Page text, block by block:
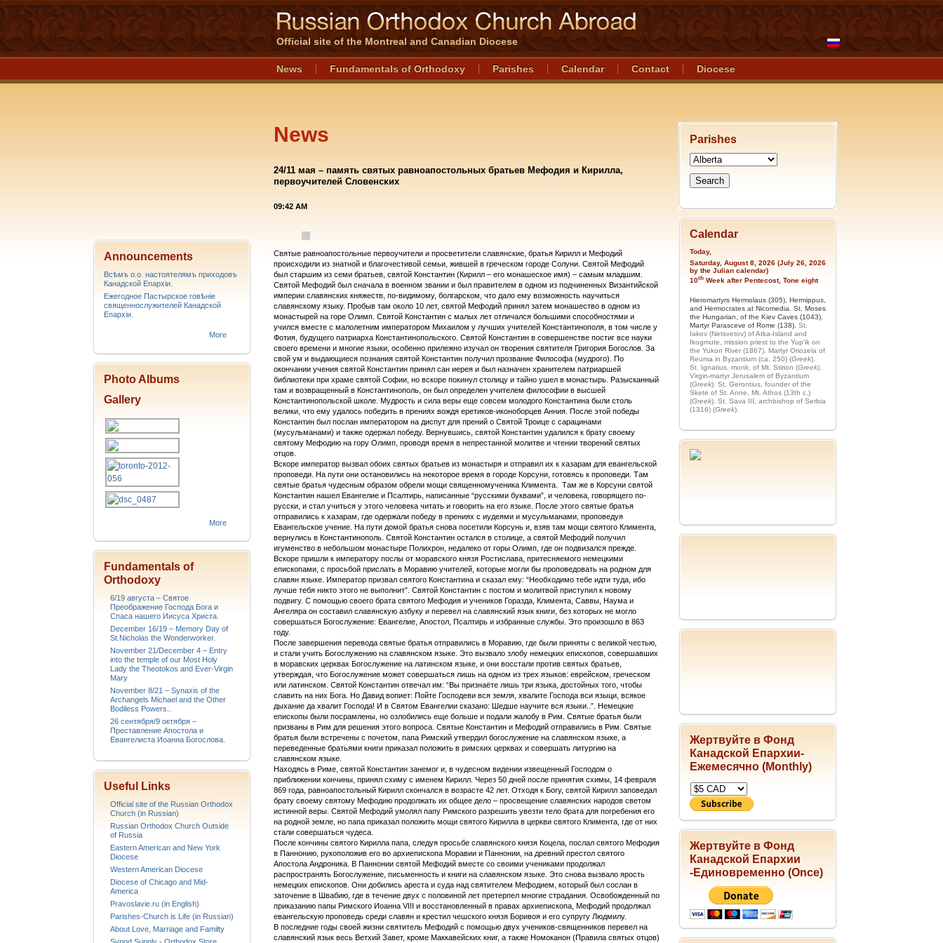
Official site of the Montreal and Canadian Diocese
News Fundamentals of Orthodoxy Parishes Calendar Contact Diocese
Parishes
Calendar
Today,
Saturday, August 8, 2026 (July 26, 2026
by the Julian calendar)
10th Week after Pentecost, Tone eight
Hieromartyrs Hermolaus (305), Hermippus,
and Hermocrates at Nicomedia. St. Moses
the Hungarian, of the Kiev Caves (1043).
Martyr Parasceve of Rome (138). St.
Iakov (Netsvetov) of Atka-Island and
Ikogmute, mission priest to the Yup'ik on
the Yukon River (1867). Martyr Oriozela of
Reuma in Byzantium (ca. 250) (Greek).
St. Ignatius, monk, of Mt. Stirion (Greek).
Virgin-martyr Jerusalem of Byzantium
(Greek). St. Gerontius, founder of the
Skete of St. Anne, Mt. Athos (13th c.)
(Greek). St. Sava III, archbishop of Serbia
(1316) (Greek).
Жертвуйте в Фонд
Канадской Епархии-
Ежемесячно (Monthly)
Жертвуйте в Фонд
Канадской Епархии
-Единовременно (Once)
News
24/11 мая – память святых равноапостольных братьев Мефодия и Кирилла,
первоучителей Словенских
09:42 AM
Святые равноапостольные первоучители и просветители славянские, братья Кирилл и Мефодий
происходили из знатной и благочестивой семьи, жившей в греческом городе Солуни. Святой Мефодий
был старшим из семи братьев, святой Константин (Кирилл – его монашеское имя) – самым младшим.
Святой Мефодий был сначала в военном звании и был правителем в одном из подчиненных Византийской
империи славянских княжеств, по-видимому, болгарском, что дало ему возможность научиться
славянскому языку. Пробыв там около 10 лет, святой Мефодий принял затем монашество в одном из
монастырей на горе Олимп. Святой Константин с малых лет отличался большими способностями и
учился вместе с малолетним императором Михаилом у лучших учителей Константинополя, в том числе у
Фотия, будущего патриарха Константинопольского. Святой Константин в совершенстве постиг все науки
своего времени и многие языки, особенно прилежно изучал он творения святителя Григория Богослов. За
свой ум и выдающиеся познания святой Константин получил прозвание Философа (мудрого). По
окончании учения святой Константин принял сан иерея и был назначен хранителем патриаршей
библиотеки при храме святой Софии, но вскоре покинул столицу и тайно ушел в монастырь. Разысканный
там и возвращенный в Константинополь, он был определен учителем философии в высшей
Константинопольской школе. Мудрость и сила веры еще совсем молодого Константина были столь
велики, что ему удалось победить в прениях вождя еретиков-иконоборцев Анния. После этой победы
Константин был послан императором на диспут для прений о Святой Троице с сарацинами
(мусульманами) и также одержал победу. Вернувшись, святой Константин удалился к брату своему
святому Мефодию на гору Олимп, проводя время в непрестанной молитве и чтении творений святых
отцов.
Вскоре император вызвал обоих святых братьев из монастыря и отправил их к хазарам для евангельской
проповеди. На пути они остановились на некоторое время в городе Корсуни, готовясь к проповеди. Там
святые братья чудесным образом обрели мощи священномученика Климента. Там же в Корсуни святой
Константин нашел Евангелие и Псалтирь, написанные “русскими буквами”, и человека, говорящего по-
русски, и стал учиться у этого человека читать и говорить на его языке. После этого святые братья
отправились к хазарам, где одержали победу в прениях с иудеями и мусульманами, проповедуя
Евангельское учение. На пути домой братья снова посетили Корсунь и, взяв там мощи святого Климента,
вернулись в Константинополь. Святой Константин остался в столице, а святой Мефодий получил
игуменство в небольшом монастыре Полихрон, недалеко от горы Олимп, где он подвизался прежде.
Вскоре пришли к императору послы от моравского князя Ростислава, притесняемого немецкими
епископами, с просьбой прислать в Моравию учителей, которые могли бы проповедовать на родном для
славян языке. Император призвал святого Константина и сказал ему: “Необходимо тебе идти туда, ибо
лучше тебя никто этого не выполнит”. Святой Константин с постом и молитвой приступил к новому
подвигу. С помощью своего брата святого Мефодия и учеников Горазда, Климента, Саввы, Наума и
Ангеляра он составил славянскую азбуку и перевел на славянский язык книги, без которых не могло
совершаться Богослужение: Евангелие, Апостол, Псалтирь и избранные службы. Это произошло в 863
году.
После завершения перевода святые братья отправились в Моравию, где были приняты с великой честью,
и стали учить Богослужению на славянском языке. Это вызвало злобу немецких епископов, совершавших
в моравских церквах Богослужение на латинском языке, и они восстали против святых братьев,
утверждая, что Богослужение может совершаться лишь на одном из трех языков: еврейском, греческом
или латинском. Святой Константин отвечал им: “Вы признаёте лишь три языка, достойных того, чтобы
славить на них Бога. Но Давид вопиет: Пойте Господеви вся земля, хвалите Господа вси языци, всякое
дыхание да хвалит Господа! И в Святом Евангелии сказано: Шедше научите вся языки..”. Немецкие
епископы были посрамлены, но озлобились еще больше и подали жалобу в Рим. Святые братья были
призваны в Рим для решения этого вопроса. Святые Константин и Мефодий отправились в Рим. Святые
братья были встречены с почетом, папа Римский утвердил богослужение на славянском языке, а
переведенные братьями книги приказал положить в римских церквах и совершать литургию на
славянском языке.
Находясь в Риме, святой Константин занемог и, в чудесном видении извещенный Господом о
приближении кончины, принял схиму с именем Кирилл. Через 50 дней после принятия схимы, 14 февраля
869 года, равноапостольный Кирилл скончался в возрасте 42 лет. Отходя к Богу, святой Кирилл заповедал
брату своему святому Мефодию продолжать их общее дело – просвещение славянских народов светом
истинной веры. Святой Мефодий умолял папу Римского разрешить увезти тело брата для погребения его
на родной земле, но папа приказал положить мощи святого Кирилла в церкви святого Климента, где от них
стали совершаться чудеса.
После кончины святого Кирилла папа, следуя просьбе славянского князя Коцела, послал святого Мефодия
в Паннонию, рукоположив его во архиепископа Моравии и Паннонии, на древний престол святого
Апостола Андроника. В Паннонии святой Мефодий вместе со своими учениками продолжал
распространять Богослужение, письменность и книги на славянском языке. Это снова вызвало ярость
немецких епископов. Они добились ареста и суда над святителем Мефодием, который был сослан в
заточение в Швабию, где в течение двух с половиной лет претерпел многие страдания. Освобожденный по
приказанию папы Римского Иоанна VIII и восстановленный в правах архиепископа, Мефодий продолжал
евангельскую проповедь среди славян и крестил чешского князя Боривоя и его супругу Людмилу.
В последние годы своей жизни святитель Мефодий с помощью двух учеников-священников перевел на
славянский язык весь Ветхий Завет, кроме Маккавейских книг, а также Номоканон (Правила святых отцов)
Announcements
Всѣмъ о.о. настоятелямъ приходовъ
Канадской Епархiи.
Ежегодное Пастырское говѣніе
священнослужителей Канадской
Епархіи.
More
Photo Albums
Gallery
More
Fundamentals of
Orthodoxy
6/19 августа – Святое
Преображение Господа Бога и
Спаса нашего Иисуса Христа.
December 16/19 – Memory Day of
St.Nicholas the Wonderworker.
November 21/December 4 – Entry
into the temple of our Most Holy
Lady the Theotokos and Ever-Virgin
Mary
November 8/21 – Synaxis of the
Archangels Michael and the Other
Bodiless Powers..
26 сентября/9 октября –
Преставление Апостола и
Евангелиста Иоанна Богослова.
Useful Links
Official site of the Russian Orthodox
Church (in Russian)
Russian Orthodox Church Outside
of Russia
Eastern American and New York
Diocese
Western American Diocese
Diocese of Chicago and Mid-
America
Pravoslavie.ru (in English)
Parishes-Church is Life (in Russian)
About Love, Marriage and Familty